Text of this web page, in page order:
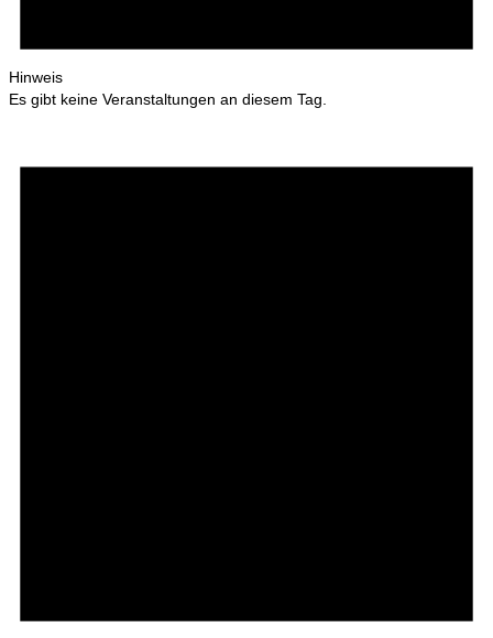
Hinweis
Es gibt keine Veranstaltungen an diesem Tag.